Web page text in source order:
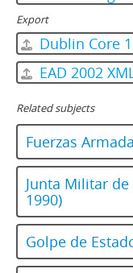
Export
Dublin Core
EAD 2002
Related subjects
Fuerzas
Junta Militar
1990)
Golpe de